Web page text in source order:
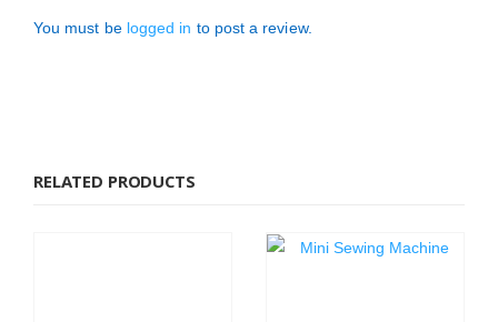
You must be logged in to post a review.
RELATED PRODUCTS